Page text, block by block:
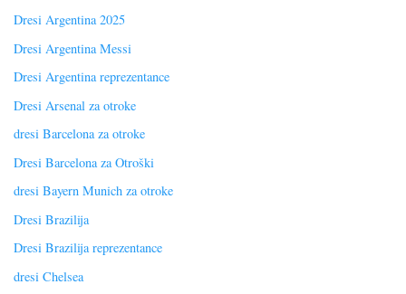
Dresi Argentina 2025
Dresi Argentina Messi
Dresi Argentina reprezentance
Dresi Arsenal za otroke
dresi Barcelona za otroke
Dresi Barcelona za Otroški
dresi Bayern Munich za otroke
Dresi Brazilija
Dresi Brazilija reprezentance
dresi Chelsea